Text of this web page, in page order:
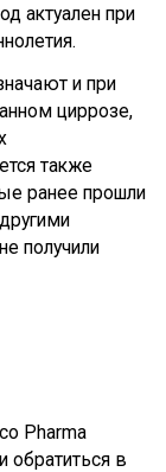
актуален при
и при
циррозе,
также
ранее прошли
получили
Pharma
обратиться в